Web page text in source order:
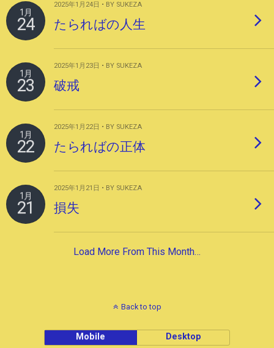
1月
24
2025年1月24日 • BY SUKEZA
たらればの人生
1月
23
2025年1月23日 • BY SUKEZA
破戒
1月
22
2025年1月22日 • BY SUKEZA
たらればの正体
1月
21
2025年1月21日 • BY SUKEZA
損失
Load More From This Month…
Back to top
Mobile Desktop